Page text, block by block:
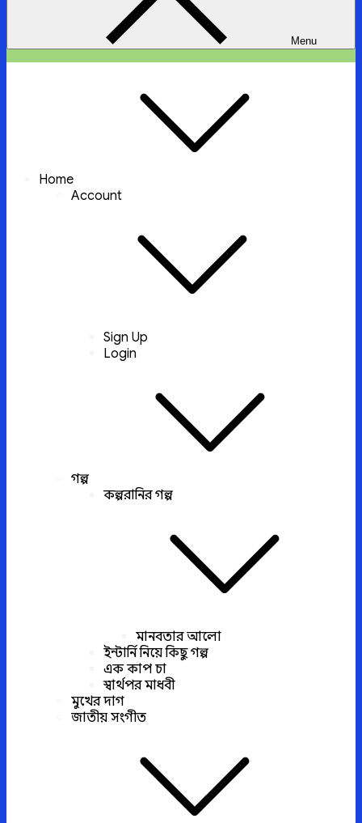
Menu
Home
Account
Sign Up
Login
গল্প
কল্পরানির গল্প
মানবতার আলো
ইন্টার্নি নিয়ে কিছু গল্প
এক কাপ চা
স্বার্থপর মাধবী
মুখের দাগ
জাতীয় সংগীত